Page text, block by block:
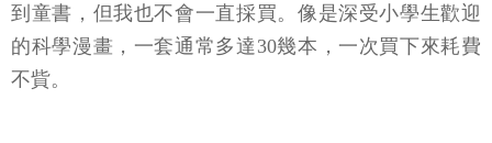
到童書，但我也不會一直採買。像是深受小學生歡迎
的科學漫畫，一套通常多達30幾本，一次買下來耗費
不貲。